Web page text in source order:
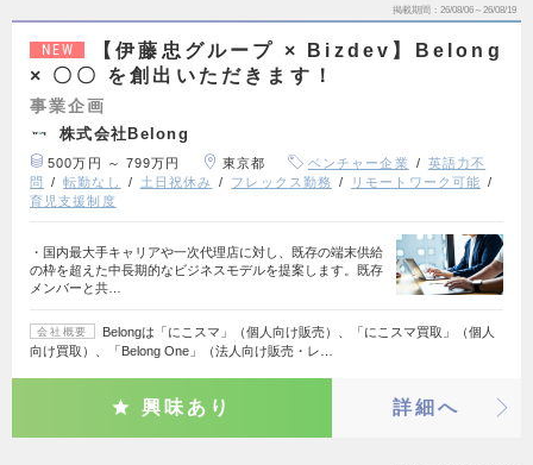
掲載期間 26/08/06～26/08/19
NEW
【伊藤忠グループ × Bizdev】Belong
× 〇〇 を創出いただきます！
事業企画
株式会社Belong
500万円 ～ 799万円 東京都 ベンチャー企業
英語力不
問
転勤なし 土日祝休み フレックス勤務
リモートワーク可能
育児支援制度
・国内最大手キャリアや一次代理店に対し、既存の端末供給
の枠を超えた中長期的なビジネスモデルを提案します。既存
メンバーと共…
会社概要
Belongは「にこスマ」（個人向け販売）、「にこスマ買取」（個人
向け買取）、「Belong One」（法人向け販売・レ…
興味あり 詳細へ